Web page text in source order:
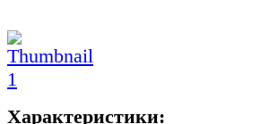
Характеристики: